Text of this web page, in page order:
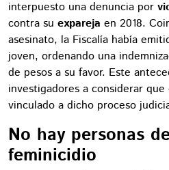
interpuesto una denuncia por
contra su expareja en 2018.
asesinato, la Fiscalía había
joven, ordenando una
de pesos a su favor. Este
investigadores a considerar
vinculado a dicho proceso
No hay personas
feminicidio